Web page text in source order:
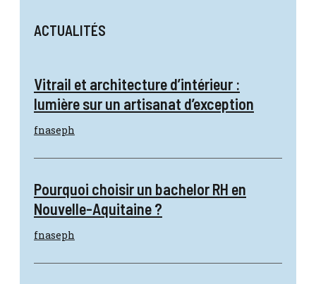
ACTUALITÉS
Vitrail et architecture d’intérieur :
lumière sur un artisanat d’exception
fnaseph
Pourquoi choisir un bachelor RH en
Nouvelle-Aquitaine ?
fnaseph